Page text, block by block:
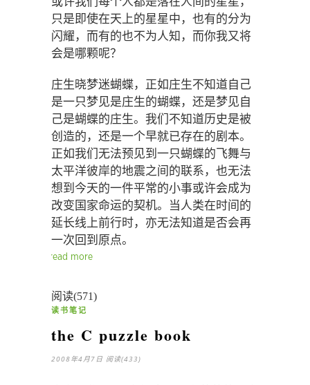
只是即使在天上的星星中，也有的分为
闪耀，而有的也不为人知，而你我又将
会是哪颗呢？
庄生晓梦迷蝴蝶，正如庄生不知道自己
是一只梦见是庄生的蝴蝶，还是梦见自
己是蝴蝶的庄生。我们不知道历史是被
创造的，还是一个早就已存在的剧本。
正如我们无法预见到一只蝴蝶的飞舞与
太平洋彼岸的地震之间的联系，也无法
想到今天的一件平常的小事或许会成为
改变国家命运的契机。当人类在时间的
延长线上前行时，亦无法知道是否会再
一次回到原点。
read more
阅读(571)
读书笔记
the C puzzle book
2008年4月7日 阅读(433)